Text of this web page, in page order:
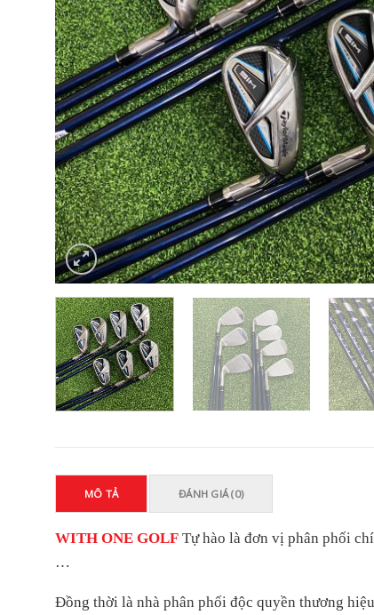
MÔ TẢ ĐÁNH GIÁ (0)
WITH ONE GOLF Tự hào là đơn vị phân phối
…
Đồng thời là nhà phân phối độc quyền thương